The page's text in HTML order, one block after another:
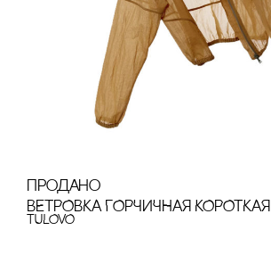
продано
ВЕТРОВКА ГОРЧИЧНАЯ КОРОТКАЯ
TULOVO